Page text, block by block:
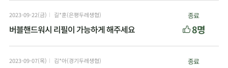
2023-09-22(금) 길*훈(은평두레생협)
버블핸드워시 리필이 가능하게 해주세요
종료
8명
2023-09-07(목) 김*아(경기두레생협) 종료